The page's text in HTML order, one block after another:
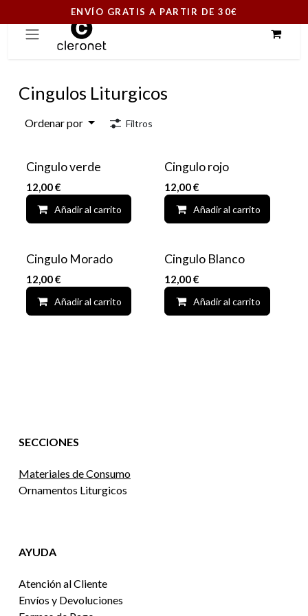
Ir al contenido
Cingulos Liturgicos
Ordenar por Filtros
Cingulo verde
12,00€
Añadir al carrito Add to wishlist
Cingulo rojo
12,00€
Añadir al carrito
Cingulo Morado
12,00€
Añadir al carrito Add to wishlist
Cingulo Blanco
12,00€
Añadir al carrito
SECCIONES
Materiales de Consumo
Ornamentos Liturgicos
AYUDA
Atención al Cliente
Envíos y Devoluciones
ENVÍO GRATIS A PARTIR DE 30€